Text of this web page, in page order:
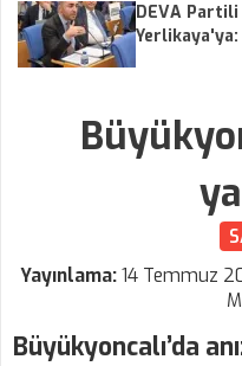
DEVA
Yerlikaya'ya:
Yayınlama:14 Temmuz
Büyükyoncalı’da